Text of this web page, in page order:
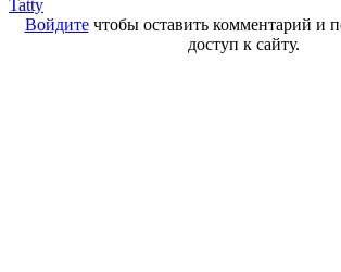
Tatty
Войдитечтобы оставить комментарий и
доступ к сайту.